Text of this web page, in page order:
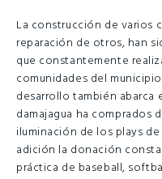
La construcción de varios
reparación de otros, han
que constantemente
comunidades del
desarrollo también abarca
damajagua ha comprados
iluminación de los plays
adición la donación
práctica de baseball,